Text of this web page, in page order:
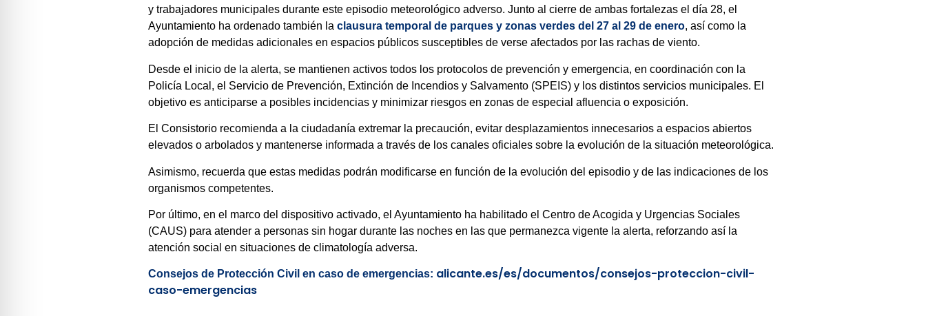
y trabajadores municipales durante este episodio meteorológico adverso. Junto al cierre de ambas fortalezas el día 28, el
Ayuntamiento ha ordenado también laclausura temporal de parques y zonas verdes del 27 al 29 de enero, así como la
adopción de medidas adicionales en espacios públicos susceptibles de verse afectados por las rachas de viento.
Desde el inicio de la alerta, se mantienen activos todos los protocolos de prevención y emergencia, en coordinación con la
Policía Local, el Servicio de Prevención, Extinción de Incendios y Salvamento (SPEIS) y los distintos servicios municipales. El
objetivo es anticiparse a posibles incidencias y minimizar riesgos en zonas de especial afluencia o exposición.
El Consistorio recomienda a la ciudadanía extremar la precaución, evitar desplazamientos innecesarios a espacios abiertos
elevados o arbolados y mantenerse informada a través de los canales oficiales sobre la evolución de la situación meteorológica.
Asimismo, recuerda que estas medidas podrán modificarse en función de la evolución del episodio y de las indicaciones de los
organismos competentes.
Por último, en el marco del dispositivo activado, el Ayuntamiento ha habilitado el Centro de Acogida y Urgencias Sociales
(CAUS) para atender a personas sin hogar durante las noches en las que permanezca vigente la alerta, reforzando así la
atención social en situaciones de climatología adversa.
Consejos de Protección Civil en caso de emergencias: alicante.es/es/documentos/consejos-proteccion-civil-
caso-emergencias